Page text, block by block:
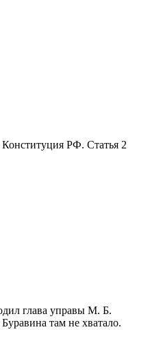
Конституция РФ. Статья 2
глава управы М. Б.
там не хватало.